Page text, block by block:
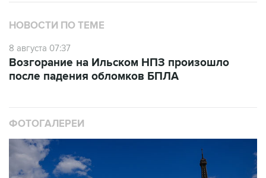
НОВОСТИ ПО ТЕМЕ
8 августа 07:37
Возгорание на Ильском НПЗ произошло
после падения обломков БПЛА
ФОТОГАЛЕРЕИ